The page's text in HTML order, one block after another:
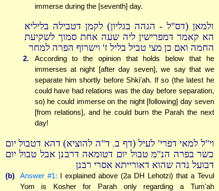
immerse during the [seventh] day.
ולמאן (דס"ל - הגהה בגליון) לקמן דטבילה בליליא
הא קאמר דמפרישין ליה שעה אחת סמוך לשקיעת
החמה ואם כן מצי טביל בליל ז' וישרוף הפרה למחר
2.
According to the opinion that holds below that he
immerses at night [after day seven], we say that we
separate him shortly before Shki'ah. If so (the latest he
could have had relations was the day before separation,
so) he could immerse on the night [following] day seven
[from relations], and he could burn the Parah the next
day!
וי"ל למאי דפרי' לעיל (דף ב. ד"ה להוציא) דהא דטבול יום
כשר בפרה הנ"מ טבול יום דטומאה דרבנן אבל טבול יום
דבועל נדה שהוא דאורייתא אסרי רבנן
(b) Answer #1: I explained above (2a DH Lehotzi) that a Tevul
Yom is Kosher for Parah only regarding a Tum'ah